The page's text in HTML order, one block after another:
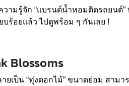
วามรู้จัก “แบรนด์น้ำหอมติดรถยนต์
ร้อยแล้ว ไปดูพร้อม ๆ กันเลย !
Blossoms
เป็น “ทุ่งดอกไม้” ขนาดย่อม สาม